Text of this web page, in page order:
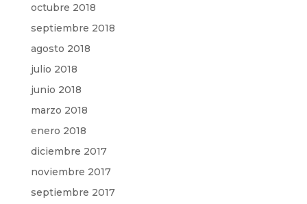
octubre 2018
septiembre 2018
agosto 2018
julio 2018
junio 2018
marzo 2018
enero 2018
diciembre 2017
noviembre 2017
septiembre 2017